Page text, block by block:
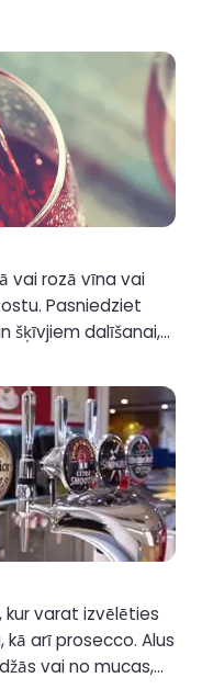
vai rozā vīna vai
Pasniedziet
šķīvjiem dalīšanai,
varat izvēlēties
arī prosecco. Alus
vai no mucas,